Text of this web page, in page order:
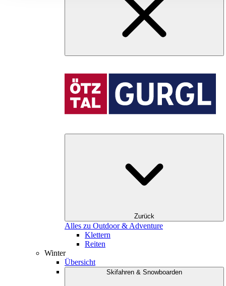
Zurück
Alles zu Outdoor & Adventure
Klettern
Reiten
Winter
Übersicht
Skifahren & Snowboarden